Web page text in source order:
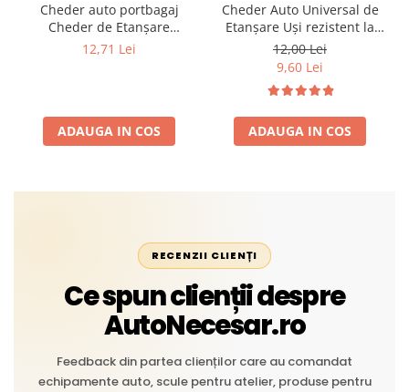
Cheder auto portbagaj
Cheder de Etanșare
Profesional din Cauciuc -
Liniar
12,71 Lei
ADAUGA IN COS
Cheder Auto Universal de
Etanșare Uși rezistent la
intemperii, raze UV,
îmbătrânire și temperaturi
extreme
12,00 Lei
9,60 Lei
ADAUGA IN COS
RECENZII CLIENȚI
Ce spun clienții despre
AutoNecesar.ro
Feedback din partea clienților care au comandat
echipamente auto, scule pentru atelier, produse pentru